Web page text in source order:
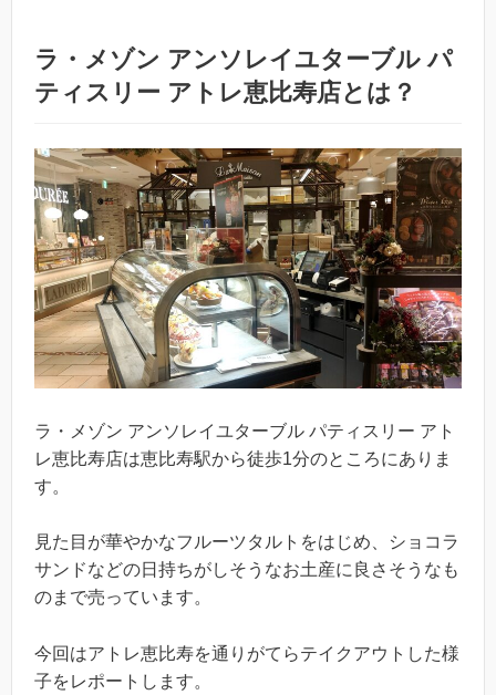
ラ・メゾン アンソレイユターブル パ
ティスリー アトレ恵比寿店とは？
ラ・メゾン アンソレイユターブル パティスリー アト
レ恵比寿店は恵比寿駅から徒歩1分のところにありま
す。
見た目が華やかなフルーツタルトをはじめ、ショコラ
サンドなどの日持ちがしそうなお土産に良さそうなも
のまで売っています。
今回はアトレ恵比寿を通りがてらテイクアウトした様
子をレポートします。